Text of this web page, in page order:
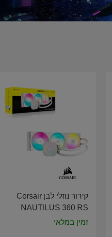
קירור נוזלי לבן Corsair
NAUTILUS 360 RS
ARGB Liquid CPU
זמין במלאי